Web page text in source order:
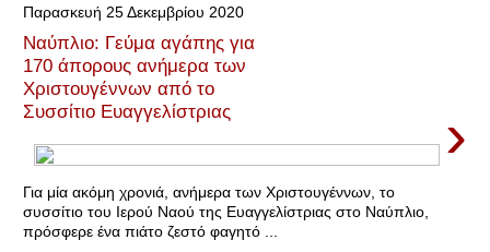
Παρασκευή 25 Δεκεμβρίου 2020
Ναύπλιο: Γεύμα αγάπης για
170 άπορους ανήμερα των
Χριστουγέννων από το
Συσσίτιο Ευαγγελίστριας
›
Για μία ακόμη χρονιά, ανήμερα των Χριστουγέννων, το
συσσίτιο του Ιερού Ναού της Ευαγγελίστριας στο Ναύπλιο,
πρόσφερε ένα πιάτο ζεστό φαγητό ...